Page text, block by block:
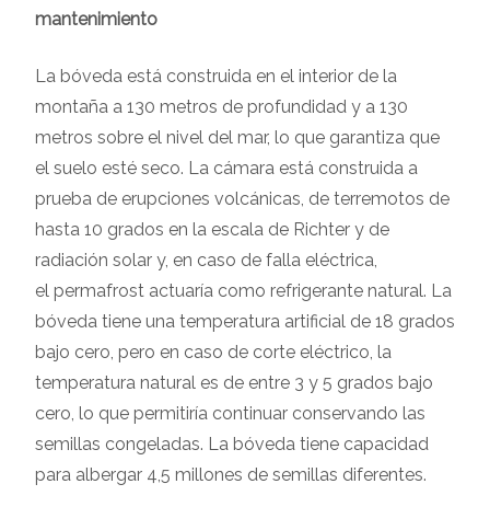
mantenimiento
La bóveda está construida en el interior de la
montaña a 130 metros de profundidad y a 130
metros sobre el nivel del mar, lo que garantiza que
el suelo esté seco. La cámara está construida a
prueba de erupciones volcánicas, de terremotos de
hasta 10 grados en la escala de Richter y de
radiación solar y, en caso de falla eléctrica,
el permafrost actuaría como refrigerante natural. La
bóveda tiene una temperatura artificial de 18 grados
bajo cero, pero en caso de corte eléctrico, la
temperatura natural es de entre 3 y 5 grados bajo
cero, lo que permitiría continuar conservando las
semillas congeladas. La bóveda tiene capacidad
para albergar 4,5 millones de semillas diferentes.